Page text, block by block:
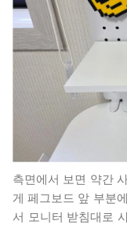
측면에서 보면 약간
게 페그보드 앞 부분
서 모니터 받침대로